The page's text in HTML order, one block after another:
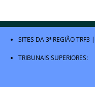
SITES DA 3ª REGIÃOTRF3 |
TRIBUNAIS SUPERIORES: